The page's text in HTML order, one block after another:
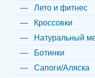
Лето и фитнес
Кроссовки
Натуральный
Ботинки
Сапоги/Аляска